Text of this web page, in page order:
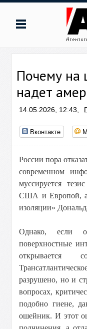
Почему на
надет
14.05.2026, 12:43,
Вконтакте
России пора
современном
муссируется
США и Европой, а
изоляции»
Однако, если
поверхностные
открывается
разрушено, но и
вопросах,
подобно гиене,
ошейник. И этот